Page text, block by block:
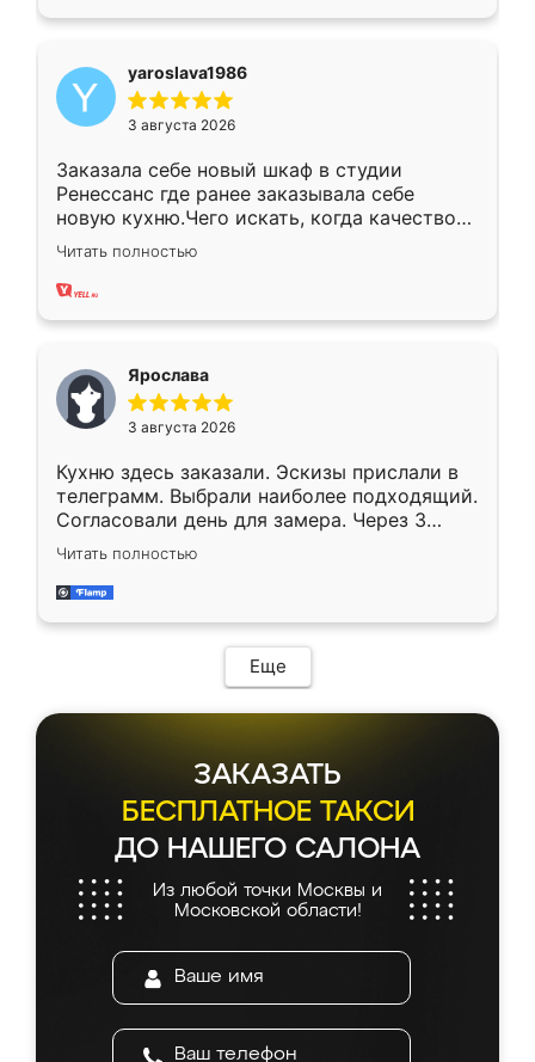
yaroslava1986
3 августа 2026
Заказала себе новый шкаф в студии
Ренессанс где ранее заказывала себе
новую кухню.Чего искать, когда качеством
вполне довольна. Служит кухня уже почти
два года, нареканий нет.
Читать полностью
Ярослава
3 августа 2026
Кухню здесь заказали. Эскизы прислали в
телеграмм. Выбрали наиболее подходящий.
Согласовали день для замера. Через 3
недели кухня была уже готова. Остались
довольны работой. Спасибо Ренессанс
мебель за качественную работу!
Читать полностью
Еще
ЗАКАЗАТЬ
БЕСПЛАТНОЕ ТАКСИ
ДО НАШЕГО САЛОНА
Из любой точки Москвы и
Московской области!